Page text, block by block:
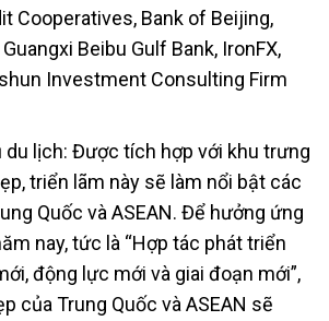
Cooperatives, Bank of Beijing,
Beibu Gulf Bank, IronFX,
Investment Consulting Firm
du lịch: Được tích hợp với khu trưng
triển lãm này sẽ làm nổi bật các
Quốc và ASEAN. Để hưởng ứng
nay, tức là “Hợp tác phát triển
động lực mới và giai đoạn mới”,
của Trung Quốc và ASEAN sẽ